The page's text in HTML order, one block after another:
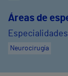
Áreas de
Especialidades
Neurocirugía